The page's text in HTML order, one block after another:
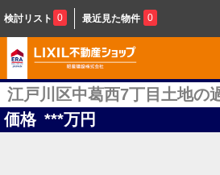
検討リスト 0 最近見た物件 0
江戸川区中葛西7丁目土地の
価格 ***万円